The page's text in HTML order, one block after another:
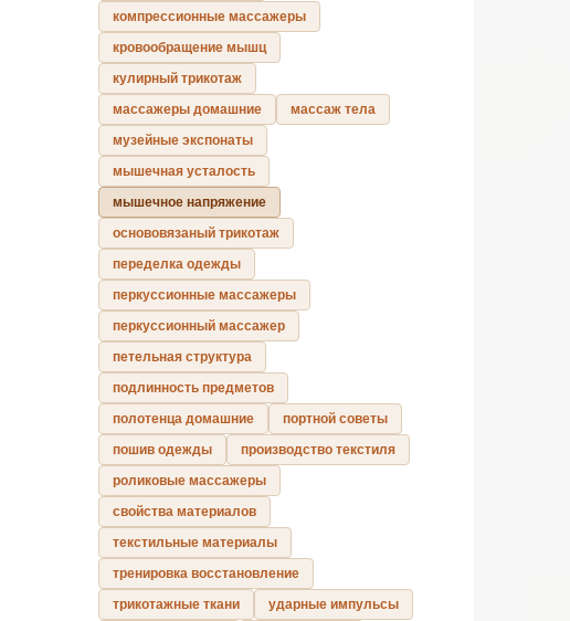
компрессионные массажеры
кровообращение мышц
кулирный трикотаж
массажеры домашние
массаж тела
музейные экспонаты
мышечная усталость
мышечное напряжение
основовязаный трикотаж
переделка одежды
перкуссионные массажеры
перкуссионный массажер
петельная структура
подлинность предметов
полотенца домашние
портной советы
пошив одежды
производство текстиля
роликовые массажеры
свойства материалов
текстильные материалы
тренировка восстановление
трикотажные ткани
ударные импульсы